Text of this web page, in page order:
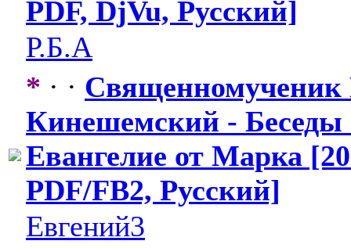
PDF, DjVu, Русский]
Р.Б.А
* · · Священномуче​ник
Кинешемский - Беседы
Евангелие от Марка
PDF/FB2, Русский]
Евгений3